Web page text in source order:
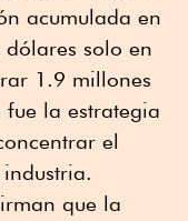
acumulada en
solo en
1.9 millones
la estrategia
el
que la